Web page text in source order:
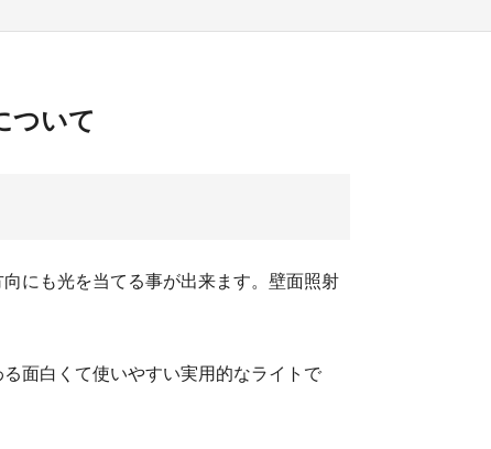
ついて
にも光を当てる事が出来ます。壁面照射
面白くて使いやすい実用的なライトで